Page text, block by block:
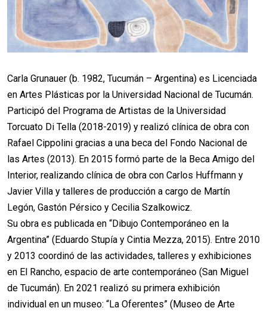
Carla Grunauer (b. 1982, Tucumán – Argentina) es Licenciada
en Artes Plásticas por la Universidad Nacional de Tucumán.
Participó del Programa de Artistas de la Universidad
Torcuato Di Tella (2018-2019) y realizó clínica de obra con
Rafael Cippolini gracias a una beca del Fondo Nacional de
las Artes (2013). En 2015 formó parte de la Beca Amigo del
Interior, realizando clínica de obra con Carlos Huffmann y
Javier Villa y talleres de producción a cargo de Martín
Legón, Gastón Pérsico y Cecilia Szalkowicz.
Su obra es publicada en “Dibujo Contemporáneo en la
Argentina” (Eduardo Stupía y Cintia Mezza, 2015). Entre 2010
y 2013 coordinó de las actividades, talleres y exhibiciones
en El Rancho, espacio de arte contemporáneo (San Miguel
de Tucumán). En 2021 realizó su primera exhibición
individual en un museo: “La Oferentes” (Museo de Arte